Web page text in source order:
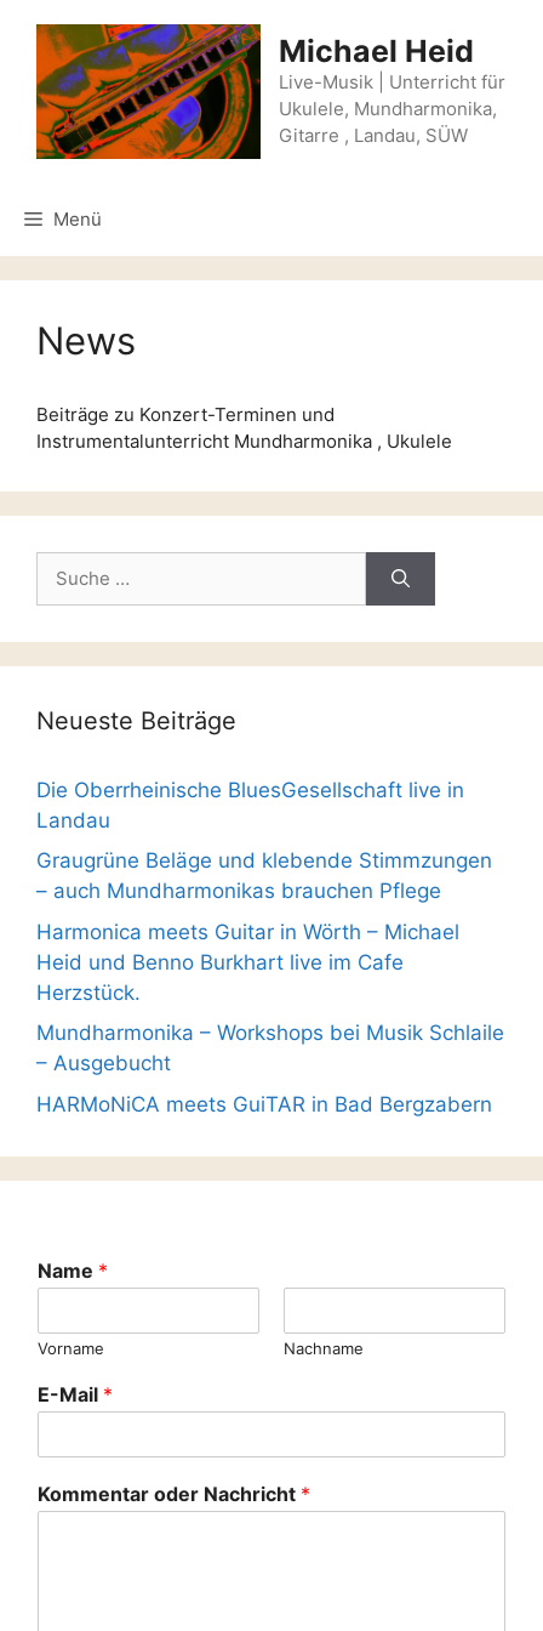
Inhalt
springen
Michael Heid
Live-Musik | Unterricht für
Ukulele, Mundharmonika,
Gitarre , Landau, SÜW
Menü
News
Beiträge zu Konzert-Terminen und
Instrumentalunterricht Mundharmonika , Ukulele
Neueste Beiträge
Die Oberrheinische BluesGesellschaft live in
Landau
Graugrüne Beläge und klebende Stimmzungen
– auch Mundharmonikas brauchen Pflege
Harmonica meets Guitar in Wörth – Michael
Heid und Benno Burkhart live im Cafe
Herzstück.
Mundharmonika – Workshops bei Musik Schlaile
– Ausgebucht
HARMoNiCA meets GuiTAR in Bad Bergzabern
Name *
Vorname Nachname
E-Mail *
Kommentar oder Nachricht *